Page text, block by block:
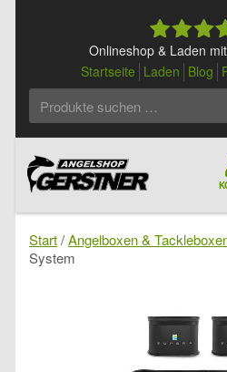
Onlineshop & Laden
Startseite Laden Blog
Start/Angelboxen &
System